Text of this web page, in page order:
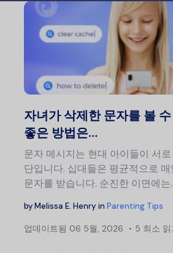
자녀가 삭제한 문자를 볼
좋은 방법은…
문자 메시지는 현대 아이들이 서
단입니다. 십대들은 평균적으로
문자를 받습니다. 순진한 이면에는
byMelissa E. Henry in Parenting Tips
업데이트됨 06 5월, 2026 5 최소